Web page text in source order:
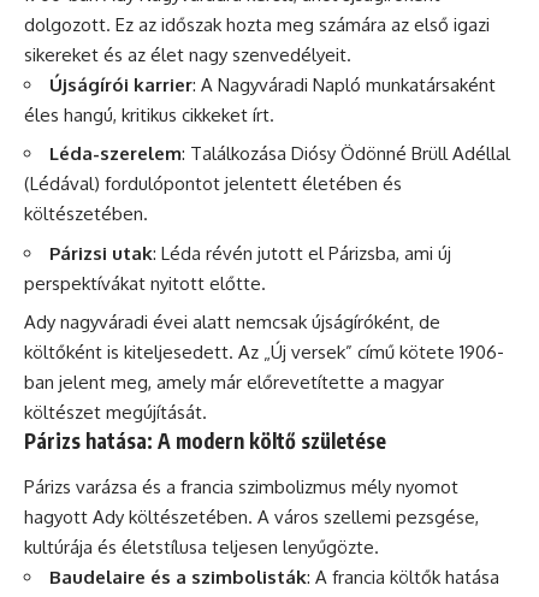
dolgozott. Ez az időszak hozta meg számára az első igazi
sikereket és az élet nagy szenvedélyeit.
Újságírói karrier: A Nagyváradi Napló munkatársaként
éles hangú, kritikus cikkeket írt.
Léda-szerelem: Találkozása Diósy Ödönné Brüll Adéllal
(Lédával) fordulópontot jelentett életében és
költészetében.
Párizsi utak: Léda révén jutott el Párizsba, ami új
perspektívákat nyitott előtte.
Ady nagyváradi évei alatt nemcsak újságíróként, de
költőként is kiteljesedett. Az „Új versek” című kötete 1906-
ban jelent meg, amely már előrevetítette a magyar
költészet megújítását.
Párizs hatása: A modern költő születése
Párizs varázsa és a francia szimbolizmus mély nyomot
hagyott Ady költészetében. A város szellemi pezsgése,
kultúrája és életstílusa teljesen lenyűgözte.
Baudelaire és a szimbolisták: A francia költők hatása